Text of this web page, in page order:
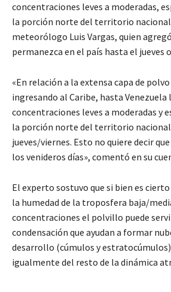
concentraciones leves a moderadas,
la porción norte del territorio
meteorólogo Luis Vargas, quien
permanezca en el país hasta el jueves
«En relación a la extensa capa de
ingresando al Caribe, hasta Venezuela
concentraciones leves a moderadas y
la porción norte del territorio
jueves/viernes. Esto no quiere decir
los venideros días», comentó en su
El experto sostuvo que si bien es cierto
la humedad de la troposfera baja/
concentraciones el polvillo puede
condensación que ayudan a formar
desarrollo (cúmulos y
igualmente del resto de la dinámica